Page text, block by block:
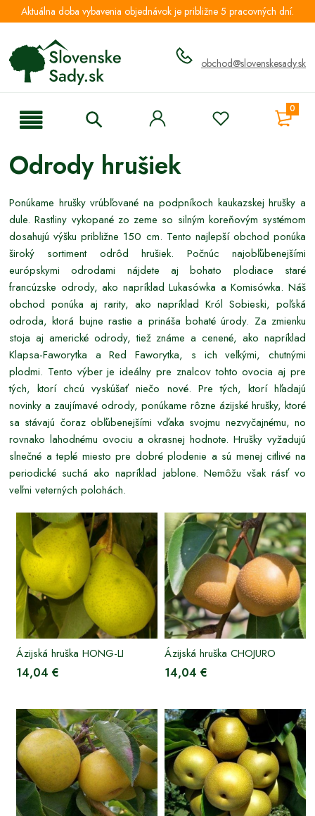
Aktuálna doba vybavenia objednávok je približne 5 pracovných dní.
obchod@slovenskesady.sk
0
Odrody hrušiek
Ponúkame hrušky vrúbľované na podpníkoch kaukazskej hrušky a
dule. Rastliny vykopané zo zeme so silným koreňovým systémom
dosahujú výšku približne 150 cm. Tento najlepší obchod ponúka
široký sortiment odrôd hrušiek. Počnúc najobľúbenejšími
európskymi odrodami nájdete aj bohato plodiace staré
francúzske odrody, ako napríklad Lukasówka a Komisówka. Náš
obchod ponúka aj rarity, ako napríklad Król Sobieski, poľská
odroda, ktorá bujne rastie a prináša bohaté úrody. Za zmienku
stoja aj americké odrody, tiež známe a cenené, ako napríklad
Klapsa-Faworytka a Red Faworytka, s ich veľkými, chutnými
plodmi. Tento výber je ideálny pre znalcov tohto ovocia aj pre
tých, ktorí chcú vyskúšať niečo nové. Pre tých, ktorí hľadajú
novinky a zaujímavé odrody, ponúkame rôzne ázijské hrušky, ktoré
sa stávajú čoraz obľúbenejšími vďaka svojmu nezvyčajnému, no
rovnako lahodnému ovociu a okrasnej hodnote. Hrušky vyžadujú
slnečné a teplé miesto pre dobré plodenie a sú menej citlivé na
periodické suchá ako napríklad jablone. Nemôžu však rásť vo
veľmi veterných polohách.
Ázijská hruška HONG-LI
14,04 €
Ázijská hruška CHOJURO
14,04 €